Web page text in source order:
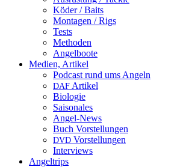
Köder / Baits
Montagen / Rigs
Tests
Methoden
Angelboote
Medien, Artikel
Podcast rund ums Angeln
DAF Artikel
Biologie
Saisonales
Angel-News
Buch Vorstellungen
DVD Vorstellungen
Interviews
Angeltrips